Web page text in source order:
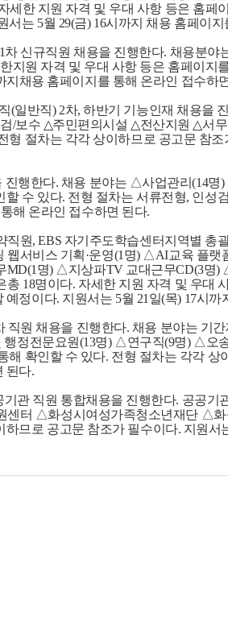
세한 지원 자격 및 우대 사항 등은 홈페
서는 5월 29(금) 16시까지 채용 홈페이
1차 신규직원 채용을 진행한다. 채용분야
지원 자격 및 우대 사항 등은 홈페이지
지채용 홈페이지를 통해 온라인 접수하
(일반직) 2차,하반기 기능인재 채용을
/보수 △주민편의시설 △전산지원 △서
형 절차는 각각 상이하므로 공고문 참조
진행한다. 채용 분야는 △사업관리(14명)
할 수 있다. 전형 절차는 서류전형, 인성
해 온라인 접수하면 된다.
직원, EBS 자기주도학습센터지역별 총
웹서비스 기획·운영(1 명) △AI교육 플랫
MD(1 명) △지상파TV 교대근무CD(3명)
총 18명이다. 자세한 지원 자격 및 우대
예정이다. 지원서는 5월 21 일(목) 17시까
직원 채용을 진행한다. 채용 분야는 기
정전문요원(13명) △연구직(9명) △오
해 확인할 수 있다. 전형 절차는 각각 상
된다.
관 직원 통합채용을 진행한다. 공공기
센터 △화성시여성가족청소년재단 △
하므로 공고문 참조가 필수이다. 지원서